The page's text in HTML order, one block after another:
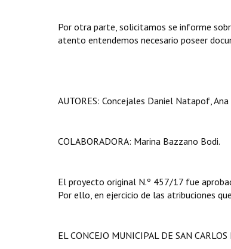
Por otra parte, solicitamos se informe
atento entendemos necesario poseer
AUTORES: Concejales Daniel Natapof,
COLABORADORA: Marina Bazzano Bodi.
El proyecto original N.º 457/17 fue
Por ello, en ejercicio de las atribuciones
EL CONCEJO MUNICIPAL DE SAN